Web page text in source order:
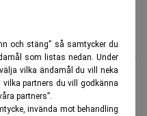
och stäng” så samtycker du
som listas nedan. Under
vilka ändamål du vill neka
partners du vill godkänna
partners”.
invända mot behandling
strong belief in Spotify
putting that belief into
in$SPOT. I believe our
2022